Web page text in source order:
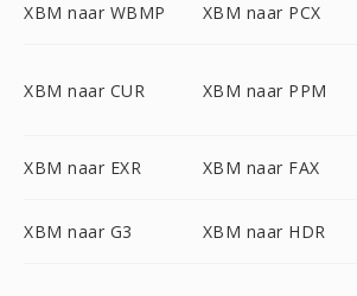
XBM naar WBMP XBM naar PCX
XBM naar CUR XBM naar PPM
XBM naar EXR XBM naar FAX
XBM naar G3 XBM naar HDR